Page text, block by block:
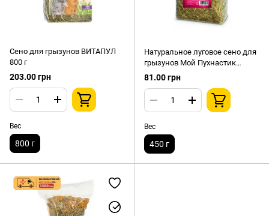
Сено для грызунов ВИТАПУЛ
800 г
203.00 грн
Вес
800 г
Натуральное луговое сено для
грызунов Мой Пухнастик
экологически чистое 450г
81.00 грн
Вес
450 г